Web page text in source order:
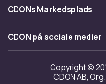
Tilbagekaldelser
Om os
Kundeanmeldelser
Arbejd på CDON
Investor relations
CDONs Markedsplads
Merchant Help Center
CDON på sociale medier
Copyright ©
CDON AB,